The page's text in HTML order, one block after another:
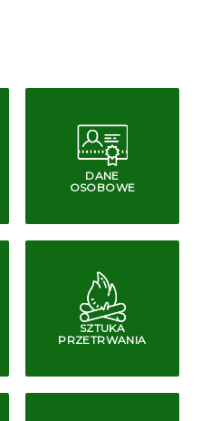
DANE
OSOBOWE
SZTUKA
PRZETRWANIA